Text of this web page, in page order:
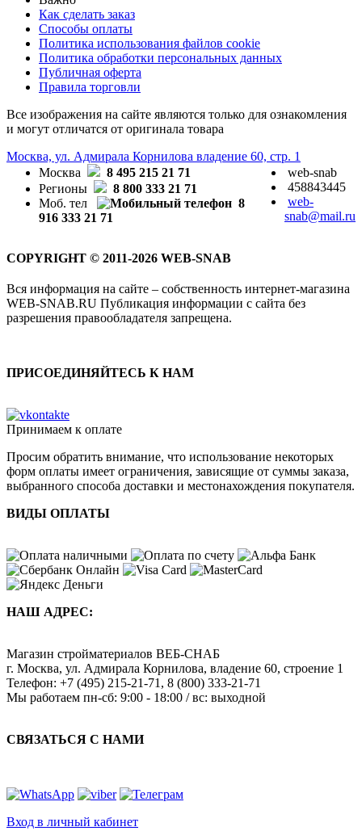
Как сделать заказ
Способы оплаты
Политика использования файлов cookie
Политика обработки персональных данных
Публичная оферта
Правила торговли
Все изображения на сайте являются только для ознакомления
и могут отличатся от оригинала товара
Москва, ул. Адмирала Корнилова владение 60, стр. 1
Москва
8 495 215 21 71
Регионы
8 800 333 21 71
Моб. тел
8
916 333 21 71
web-snab
458843445
web-
snab@mail.ru
COPYRIGHT © 2011-2026 WEB-SNAB
Вся информация на сайте – собственность интернет-магазина
WEB-SNAB.RU Публикация информации с сайта без
разрешения правообладателя запрещена.
ПРИСОЕДИНЯЙТЕСЬ К НАМ
Принимаем к оплате
Просим обратить внимание, что использование некоторых
форм оплаты имеет ограничения, зависящие от суммы заказа,
выбранного способа доставки и местонахождения покупателя.
ВИДЫ ОПЛАТЫ
НАШ АДРЕС:
Магазин стройматериалов ВЕБ-СНАБ
г. Москва, ул. Адмирала Корнилова, владение 60, строение 1
Телефон: +7 (495) 215-21-71 , 8 (800) 333-21-71
Мы работаем пн-сб: 9:00 - 18:00 / вс: выходной
СВЯЗАТЬСЯ С НАМИ
Вход в личный кабинет